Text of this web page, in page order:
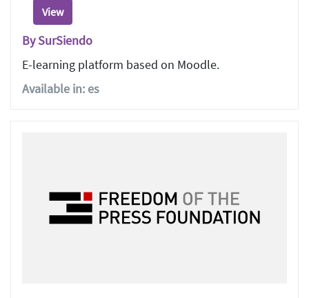
View
By SurSiendo
E-learning platform based on Moodle.
Available in: es